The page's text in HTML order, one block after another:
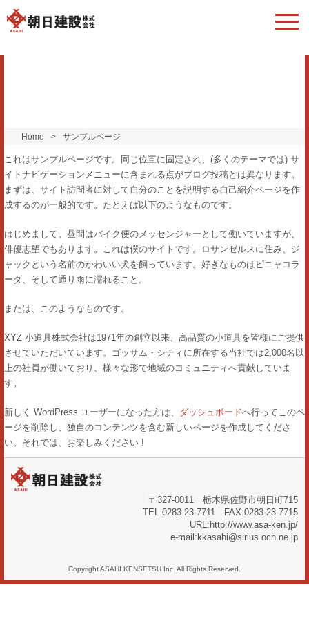
サンプルページ
Home > サンプルページ
これはサンプルページです。同じ位置に固定され、(多くのテーマでは) サ
イトナビゲーションメニューに含まれる点がブログ投稿とは異なります。
まずは、サイト訪問者に対して自分のことを説明する自己紹介ページを作
成するのが一般的です。たとえば以下のようなものです。
はじめまして。昼間はバイク便のメッセンジャーとして働いていますが、
俳優志望でもあります。これは僕のサイトです。ロサンゼルスに住み、ジ
ャックという名前のかわいい犬を飼っています。好きなものはピニャコラ
ーダ、そして通り雨に濡れること。
または、このようなものです。
XYZ 小道具株式会社は1971年の創立以来、高品質の小道具を皆様にご提供
させていただいています。ゴッサム・シティに所在する当社では2,000名以
上の社員が働いており、様々な形で地域のコミュニティへ貢献していま
す。
新しく WordPress ユーザーになった方は、 ダッシュボードへ行ってこのペ
ージを削除し、独自のコンテンツを含む新しいページを作成してくださ
い。それでは、お楽しみください !
〒327-0011 栃木県佐野市朝日町715
TEL:0283-23-7711 FAX:0283-23-7715
URL:http://www.asa-ken.jp/
e-mail:kkasahi@sirius.ocn.ne.jp
Copyright ASAHI KENSETSU Inc. All Rights Reserved.